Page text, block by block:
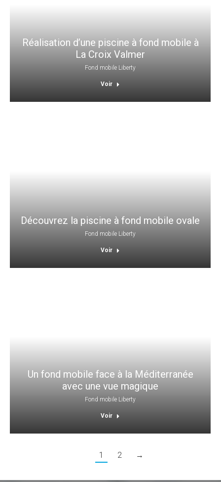
Réalisation d’une piscine à fond mobile à
La Croix Valmer
Fond mobile Liberty
Voir
Découvrez la piscine à fond mobile ovale
Fond mobile Liberty
Voir
Un fond mobile face à la Méditerranée
avec une vue magique
Fond mobile Liberty
Voir
1 2 →